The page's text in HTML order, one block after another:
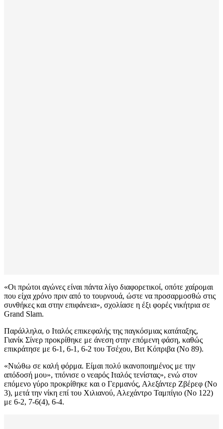
«Οι πρώτοι αγώνες είναι πάντα λίγο διαφορετικοί, οπότε χαίρομαι
που είχα χρόνο πριν από το τουρνουά, ώστε να προσαρμοσθώ στις
συνθήκες και στην επιφάνεια», σχολίασε η έξι φορές νικήτρια σε
Grand Slam.
Παράλληλα, ο Ιταλός επικεφαλής της παγκόσμιας κατάταξης,
Γιανίκ Σίνερ προκρίθηκε με άνεση στην επόμενη φάση, καθώς
επικράτησε με 6-1, 6-1, 6-2 του Τσέχου, Βιτ Κόπριβα (Νο 89).
«Νιώθω σε καλή φόρμα. Είμαι πολύ ικανοποιημένος με την
απόδοσή μου», τπόνισε ο νεαρός Ιταλός τενίστας», ενώ στον
επόμενο γύρο προκρίθηκε και ο Γερμανός, Αλεξάντερ Ζβέρεφ (Νο
3), μετά την νίκη επί του Χιλιανού, Αλεχάντρο Ταμπίγιο (Νο 122)
με 6-2, 7-6(4), 6-4.